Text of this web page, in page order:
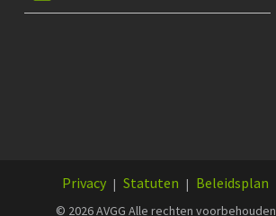
Privacy | Statuten | Beleidsplan
© 2026 AVGG Alle rechten voorbehouden